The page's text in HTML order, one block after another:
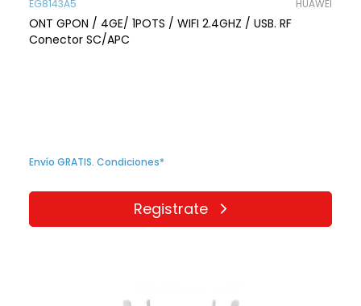
EG8143A5 HUAWEI
ONT GPON / 4GE/ 1POTS / WIFI 2.4GHZ / USB. RF
Conector SC/APC
Envío GRATIS. Condiciones*
Registrate